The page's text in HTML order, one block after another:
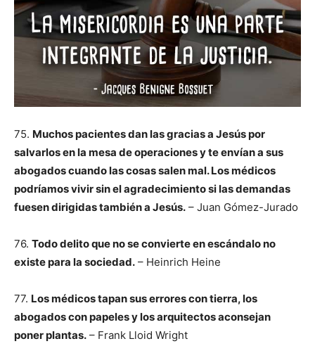
75. Muchos pacientes dan las gracias a Jesús por
salvarlos en la mesa de operaciones y te envían a sus
abogados cuando las cosas salen mal. Los médicos
podríamos vivir sin el agradecimiento si las demandas
fuesen dirigidas también a Jesús. – Juan Gómez-Jurado
76. Todo delito que no se convierte en escándalo no
existe para la sociedad. – Heinrich Heine
77. Los médicos tapan sus errores con tierra, los
abogados con papeles y los arquitectos aconsejan
poner plantas. – Frank Lloid Wright